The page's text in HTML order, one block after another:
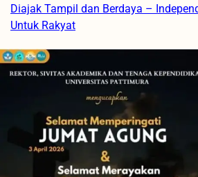
Diajak Tampil dan Berdaya –
Untuk Rakyat